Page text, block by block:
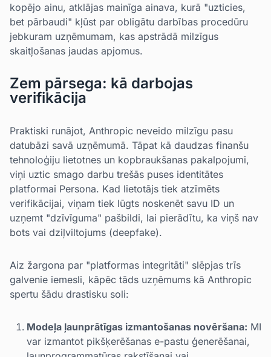
kopējo ainu, atklājas mainīga ainava, kurā "uzticies,
bet pārbaudi" kļūst par obligātu darbības procedūru
jebkuram uzņēmumam, kas apstrādā milzīgus
skaitļošanas jaudas apjomus.
Zem pārsega: kā darbojas
verifikācija
Praktiski runājot, Anthropic neveido milzīgu pasu
datubāzi savā uzņēmumā. Tāpat kā daudzas finanšu
tehnoloģiju lietotnes un kopbraukšanas pakalpojumi,
viņi uztic smago darbu trešās puses identitātes
platformai Persona. Kad lietotājs tiek atzīmēts
verifikācijai, viņam tiek lūgts noskenēt savu ID un
uzņemt "dzīvīguma" pašbildi, lai pierādītu, ka viņš nav
bots vai dziļviltojums (deepfake).
Aiz žargona par "platformas integritāti" slēpjas trīs
galvenie iemesli, kāpēc tāds uzņēmums kā Anthropic
spertu šādu drastisku soli:
Modeļa ļaunprātīgas izmantošanas novēršana: MI
var izmantot pikšķerēšanas e-pastu ģenerēšanai,